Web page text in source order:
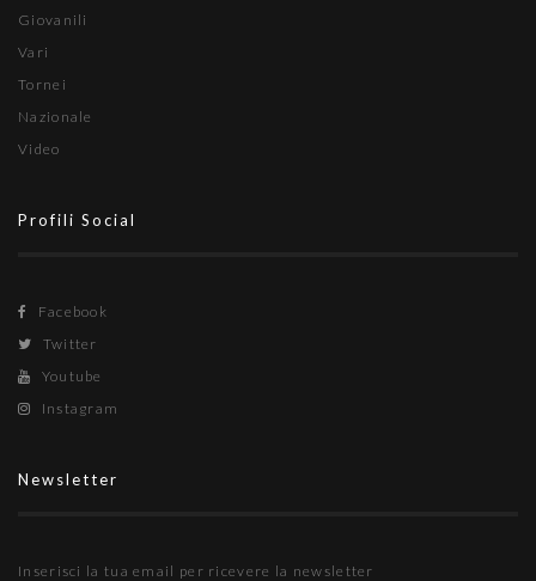
Giovanili
Vari
Tornei
Nazionale
Video
Profili Social
Facebook
Twitter
Youtube
Instagram
Newsletter
Inserisci la tua email per ricevere la newsletter